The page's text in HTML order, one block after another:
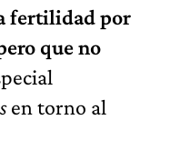
fertilidad por
que no
en torno al